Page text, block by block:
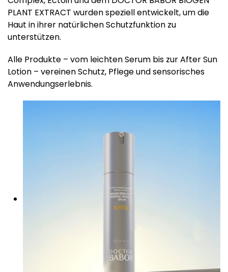
PLANT EXTRACT wurden speziell entwickelt, um die
Haut in ihrer natürlichen Schutzfunktion zu
unterstützen.
Alle Produkte – vom leichten Serum bis zur After Sun
Lotion – vereinen Schutz, Pflege und sensorisches
Anwendungserlebnis.